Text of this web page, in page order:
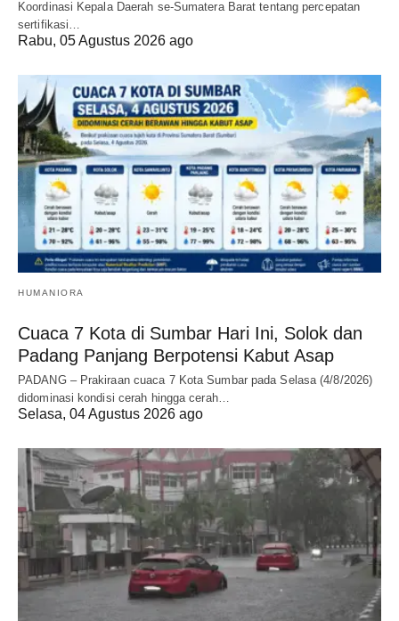
Koordinasi Kepala Daerah se-Sumatera Barat tentang percepatan
sertifikasi…
Rabu, 05 Agustus 2026 ago
HUMANIORA
Cuaca 7 Kota di Sumbar Hari Ini, Solok dan
Padang Panjang Berpotensi Kabut Asap
PADANG – Prakiraan cuaca 7 Kota Sumbar pada Selasa (4/8/2026)
didominasi kondisi cerah hingga cerah…
Selasa, 04 Agustus 2026 ago